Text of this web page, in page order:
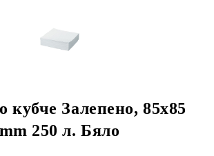
кубче Залепено, 85x85
mm 250 л. Бяло